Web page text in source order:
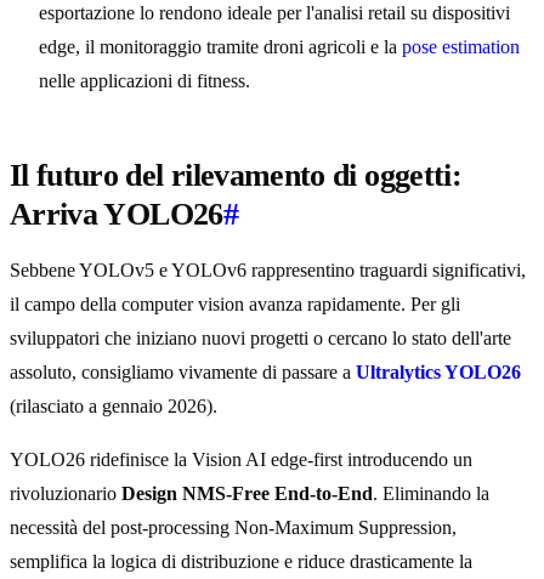
esportazione lo rendono ideale per l'analisi retail su dispositivi
edge, il monitoraggio tramite droni agricoli e la pose estimation
nelle applicazioni di fitness.
Il futuro del rilevamento di oggetti:
Arriva YOLO26#
Sebbene YOLOv5 e YOLOv6 rappresentino traguardi significativi,
il campo della computer vision avanza rapidamente. Per gli
sviluppatori che iniziano nuovi progetti o cercano lo stato dell'arte
assoluto, consigliamo vivamente di passare a Ultralytics YOLO26
(rilasciato a gennaio 2026).
YOLO26 ridefinisce la Vision AI edge-first introducendo un
rivoluzionario Design NMS-Free End-to-End. Eliminando la
necessità del post-processing Non-Maximum Suppression,
semplifica la logica di distribuzione e riduce drasticamente la